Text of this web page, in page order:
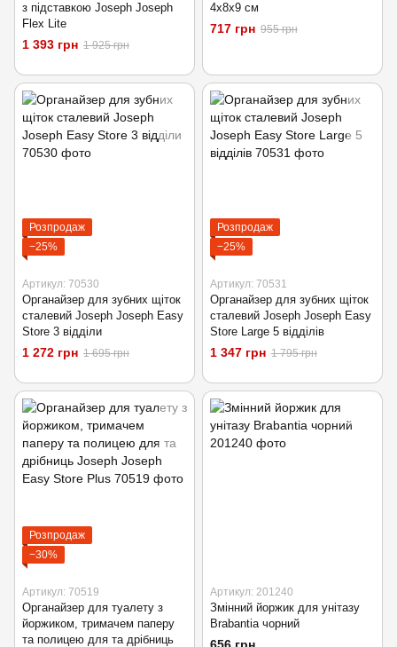
з підставкою Joseph Joseph
Flex Lite
1 393 грн 1 925 грн
4х8х9 см
717 грн 955 грн
Розпродаж
−25%
Артикул: 70530
Органайзер для зубних щіток
сталевий Joseph Joseph Easy
Store 3 відділи
1 272 грн 1 695 грн
Розпродаж
−25%
Артикул: 70531
Органайзер для зубних щіток
сталевий Joseph Joseph Easy
Store Large 5 відділів
1 347 грн 1 795 грн
Розпродаж
−30%
Артикул: 70519
Органайзер для туалету з
йоржиком, тримачем паперу
та полицею для та дрібниць
Артикул: 201240
Змінний йоржик для унітазу
Brabantia чорний